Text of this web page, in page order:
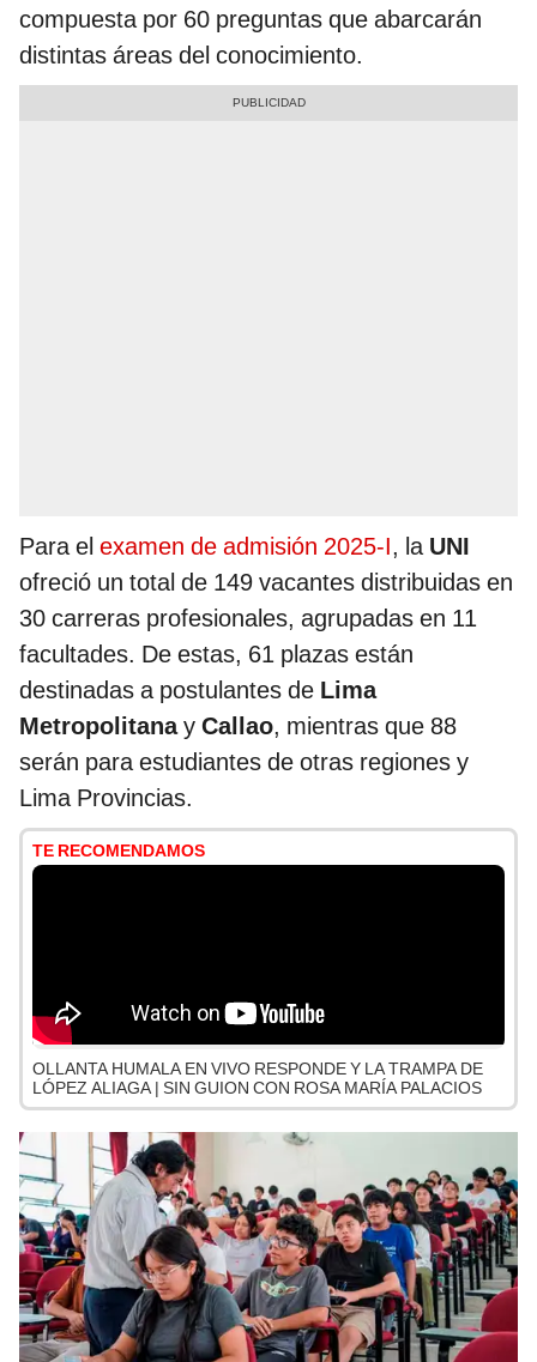
compuesta por 60 preguntas que abarcarán
distintas áreas del conocimiento.
Para el examen de admisión 2025-I, la UNI
ofreció un total de 149 vacantes distribuidas en
30 carreras profesionales, agrupadas en 11
facultades. De estas, 61 plazas están
destinadas a postulantes de Lima
Metropolitanay Callao, mientras que 88
serán para estudiantes de otras regiones y
Lima Provincias.
TE RECOMENDAMOS
OLLANTA HUMALA EN VIVO RESPONDE Y LA TRAMPA DE
LÓPEZ ALIAGA | SIN GUION CON ROSA MARÍA PALACIOS